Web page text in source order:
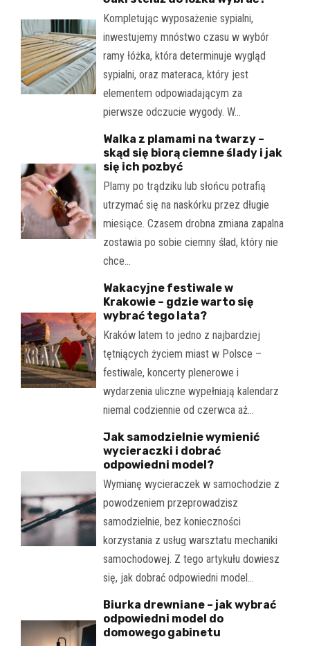
Kompletując wyposażenie sypialni,
inwestujemy mnóstwo czasu w wybór
ramy łóżka, która determinuje wygląd
sypialni, oraz materaca, który jest
elementem odpowiadającym za
pierwsze odczucie wygody. W…
Walka z plamami na twarzy –
skąd się biorą ciemne ślady i jak
się ich pozbyć
Plamy po trądziku lub słońcu potrafią
utrzymać się na naskórku przez długie
miesiące. Czasem drobna zmiana zapalna
zostawia po sobie ciemny ślad, który nie
chce…
Wakacyjne festiwale w
Krakowie – gdzie warto się
wybrać tego lata?
Kraków latem to jedno z najbardziej
tętniących życiem miast w Polsce –
festiwale, koncerty plenerowe i
wydarzenia uliczne wypełniają kalendarz
niemal codziennie od czerwca aż…
Jak samodzielnie wymienić
wycieraczki i dobrać
odpowiedni model?
Wymianę wycieraczek w samochodzie z
powodzeniem przeprowadzisz
samodzielnie, bez konieczności
korzystania z usług warsztatu mechaniki
samochodowej. Z tego artykułu dowiesz
się, jak dobrać odpowiedni model…
Biurka drewniane – jak wybrać
odpowiedni model do
domowego gabinetu